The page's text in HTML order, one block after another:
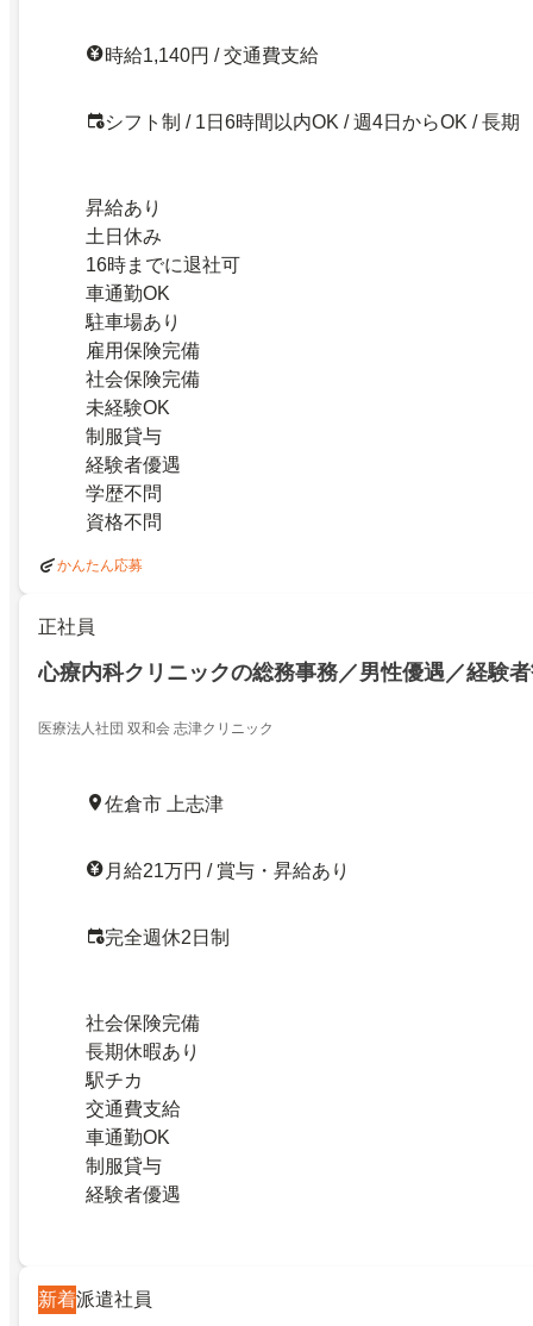
時給1,140円 / 交通費支給
シフト制 / 1日6時間以内OK / 週4日からOK / 長期
昇給あり
土日休み
16時までに退社可
車通勤OK
駐車場あり
雇用保険完備
社会保険完備
未経験OK
制服貸与
経験者優遇
学歴不問
資格不問
かんたん応募
正社員
心療内科クリニックの総務事務／男性優遇／経験
医療法人社団 双和会 志津クリニック
佐倉市 上志津
月給21万円 / 賞与・昇給あり
完全週休2日制
社会保険完備
長期休暇あり
駅チカ
交通費支給
車通勤OK
制服貸与
経験者優遇
新着派遣社員